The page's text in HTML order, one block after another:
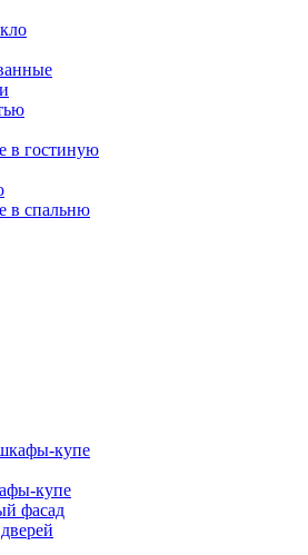
в гостиную
в спальню
купе
купе
фасад